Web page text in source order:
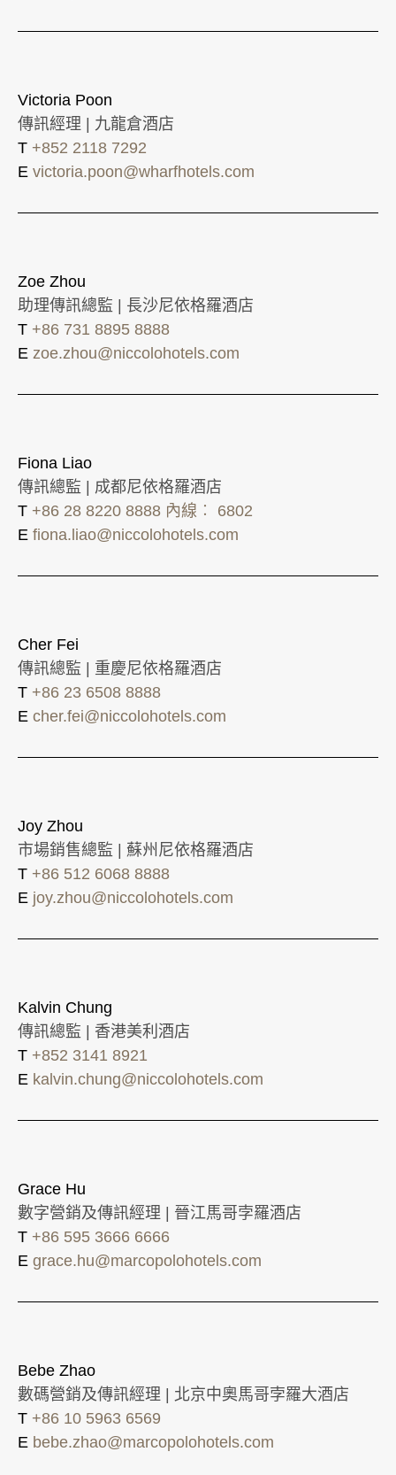
Victoria Poon
傳訊經理 | 九龍倉酒店
T +852 2118 7292
E victoria.poon@wharfhotels.com
Zoe Zhou
助理傳訊總監 | 長沙尼依格羅酒店
T +86 731 8895 8888
E zoe.zhou@niccolohotels.com
Fiona Liao
傳訊總監 | 成都尼依格羅酒店
T +86 28 8220 8888 內線︰ 6802
E fiona.liao@niccolohotels.com
Cher Fei
傳訊總監 | 重慶尼依格羅酒店
T +86 23 6508 8888
E cher.fei@niccolohotels.com
Joy Zhou
市場銷售總監 | 蘇州尼依格羅酒店
T +86 512 6068 8888
E joy.zhou@niccolohotels.com
Kalvin Chung
傳訊總監 | 香港美利酒店
T +852 3141 8921
E kalvin.chung@niccolohotels.com
Grace Hu
數字營銷及傳訊經理 | 晉江馬哥孛羅酒店
T +86 595 3666 6666
E grace.hu@marcopolohotels.com
Bebe Zhao
數碼營銷及傳訊經理 | 北京中奧馬哥孛羅大酒店
T +86 10 5963 6569
E bebe.zhao@marcopolohotels.com